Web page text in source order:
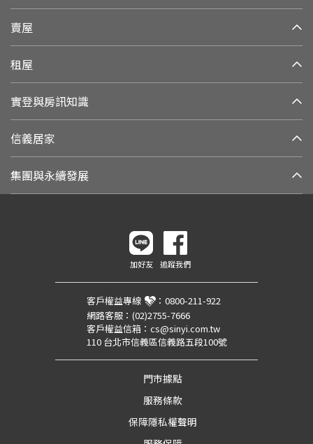
賣屋
租屋
實登與房訊知識
信義居家
集團與永續發展
加好友 追蹤我們
客戶權益專線 ： 0800-211-922
網路客服： (02)2755-7666
客戶權益信箱： cs@sinyi.com.tw
110 台北市信義區信義路五段100號
門市據點
服務條款
保障隱私權聲明